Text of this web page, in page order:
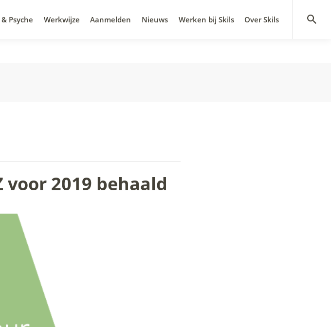
Psyche Werkwijze Aanmelden Nieuws Werken bij Skils Over Skils
voor 2019 behaald